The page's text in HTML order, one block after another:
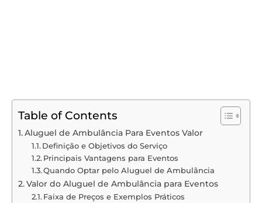
Table of Contents
Aluguel de Ambulância Para Eventos Valor
Definição e Objetivos do Serviço
Principais Vantagens para Eventos
Quando Optar pelo Aluguel de Ambulância
Valor do Aluguel de Ambulância para Eventos
Faixa de Preços e Exemplos Práticos